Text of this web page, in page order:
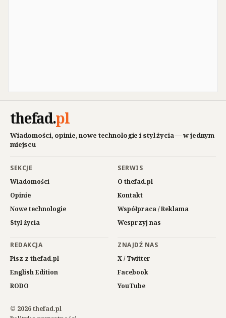
thefad.pl
Wiadomości, opinie, nowe technologie i styl życia — w jednym
miejscu
SEKCJE
Wiadomości
Opinie
Nowe technologie
Styl życia
SERWIS
O thefad.pl
Kontakt
Współpraca / Reklama
Wesprzyj nas
REDAKCJA
Pisz z thefad.pl
English Edition
RODO
ZNAJDŹ NAS
X / Twitter
Facebook
YouTube
© 2026 thefad.pl